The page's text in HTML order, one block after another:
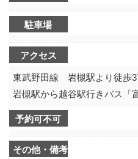
駐車場
アクセス
東武野田線 岩槻駅より徒歩
岩槻駅から越谷駅行きバス
予約可不可
その他・備考